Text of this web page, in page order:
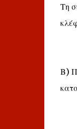
Τη
Β)